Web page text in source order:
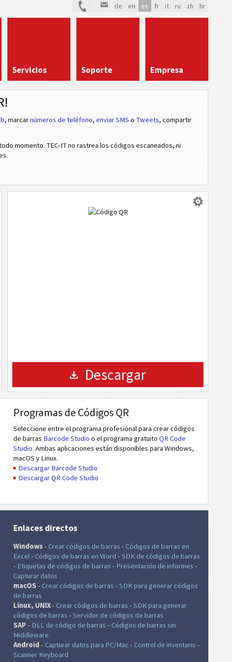
de en es fr it ru zh hr
Servicios Soporte Empresa
, marcarnúmeros de teléfono, enviar SMS o Tweets, compartir
momento. TEC-IT no rastrea los códigos escaneados, ni
Descargar
Programas de Códigos QR
Seleccione entre el programa profesional para crear códigos
de barras Barcode Studio o el programa gratuito QR Code
Studio. Ambas aplicaciones están disponibles para Windows,
macOS y Linux.
Descargar Barcode Studio
Descargar QR Code Studio
Enlaces directos
Windows- Crear códigos de barras - Códigos de barras en
Excel- Códigos de barras en Word - SDK de códigos de barras
- Etiquetas de códigos de barras - Presentación de informes -
Capturar datos
macOS - Crear códigos de barras - SDK para generar códigos
de barras
Linux, UNIX- Crear códigos de barras - SDK para generar
códigos de barras - Servidor de códigos de barras
SAP- DLL de código de barras - Códigos de barras sin
Middleware
Android - Capturar datos para PC/Mac - Control de inventario -
Scanner Keyboard